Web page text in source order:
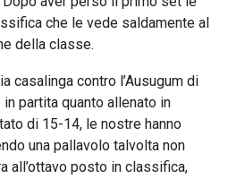
che le vede saldamente al
della classe.
casalinga contro l’Ausugum di
partita quanto allenato in
di 15-14, le nostre hanno
una pallavolo talvolta non
all’ottavo posto in classifica,